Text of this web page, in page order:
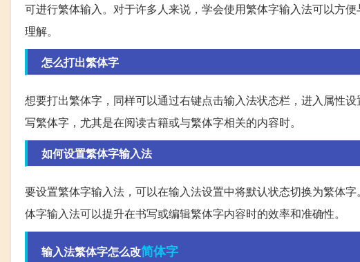
可进行繁体输入。对于许多人来说，学会使用繁体字输入法可以方
理解。
怎么打出繁体字
想要打出繁体字，同样可以通过右键点击输入法状态栏，进入属性
写繁体字，尤其是在阅读古籍或与繁体字相关的内容时。
如何设置繁体字输入法
要设置繁体字输入法，可以在输入法设置中将默认状态切换为繁体
体字输入法可以提升在书写或编辑繁体字内容时的效率和准确性。
输入法繁体字怎么改简体字